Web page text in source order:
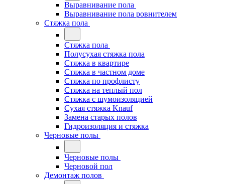
Выравнивание пола
Выравнивание пола ровнителем
Стяжка пола
Стяжка пола
Полусухая стяжка пола
Стяжка в квартире
Стяжка в частном доме
Стяжка по профлисту
Стяжка на теплый пол
Стяжка с шумоизоляцией
Сухая стяжка Knauf
Замена старых полов
Гидроизоляция и стяжка
Черновые полы
Черновые полы
Черновой пол
Демонтаж полов